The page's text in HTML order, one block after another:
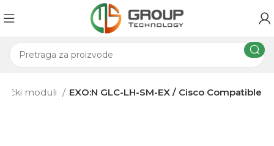
moduli EXO:N GLC-LH-SM-EX / Cisco Compatible